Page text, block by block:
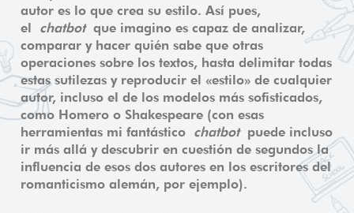
autor es lo que crea su estilo. Así pues,
el chatbotque imagino es capaz de analizar,
comparar y hacer quién sabe que otras
operaciones sobre los textos, hasta delimitar todas
estas sutilezas y reproducir el «estilo» de cualquier
autor, incluso el de los modelos más sofisticados,
como Homero o Shakespeare (con esas
herramientas mi fantástico chatbotpuede incluso
ir más allá y descubrir en cuestión de segundos la
influencia de esos dos autores en los escritores del
romanticismo alemán, por ejemplo).